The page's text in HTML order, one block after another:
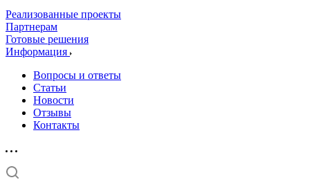
Реализованные проекты
Партнерам
Готовые решения
Информация
Вопросы и ответы
Статьи
Новости
Отзывы
Контакты